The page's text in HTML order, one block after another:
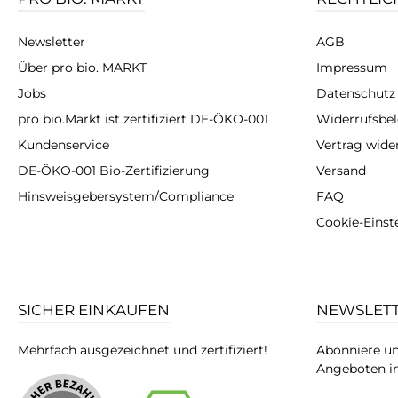
Newsletter
Über pro bio. MARKT
Jobs
pro bio.Markt ist zertifiziert DE-ÖKO-001
Kundenservice
DE-ÖKO-001 Bio-Zertifizierung
Hinsweisgebersystem/Compliance
AGB
Impressum
Datenschutz
Vertrag
Versand
FAQ
Cookie-
SICHER EINKAUFEN
Mehrfach ausgezeichnet und zertifiziert!
Abonniere
Angeboten